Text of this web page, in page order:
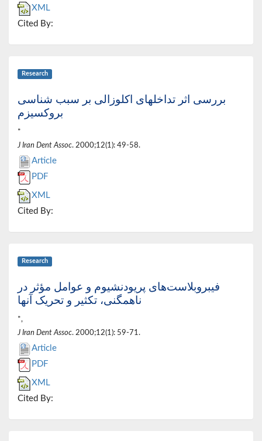
XML
Cited By:
Research
بررسی اثر تداخلهای اکلوزالی بر سبب شناسی
بروکسیزم
*
J Iran Dent Assoc. 2000;12(1): 49-58.
Article
PDF
XML
Cited By:
Research
فیبروبلاست‌های پریودنشیوم و عوامل مؤثر در
ناهمگنی، تکثیر و تحریک آنها
*,
J Iran Dent Assoc. 2000;12(1): 59-71.
Article
PDF
XML
Cited By: